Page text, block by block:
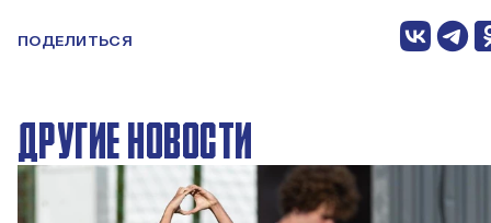
ПОДЕЛИТЬСЯ
ДРУГИЕ НОВОСТИ